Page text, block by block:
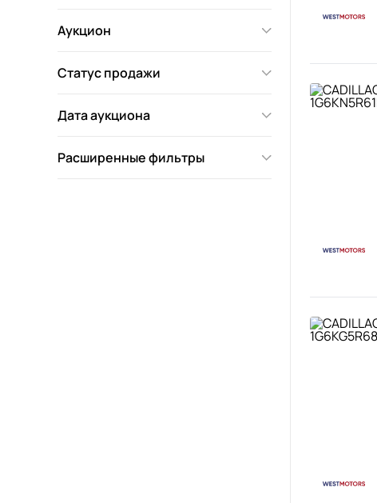
Аукцион
Статус продажи
Дата аукциона
Расширенные фильтры